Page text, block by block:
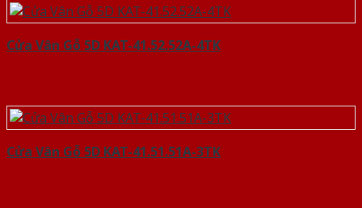
Cửa Vân Gỗ 5D KAT-41.52.52A-4TK
Cửa Vân Gỗ 5D KAT-41.51.51A-3TK